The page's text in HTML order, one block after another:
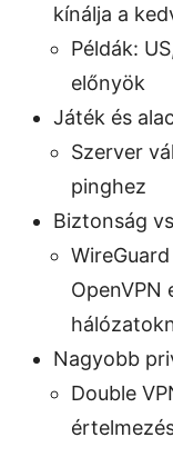
kínálja a
Példák:
előnyök
Játék és
Szerver
pinghez
Biztonság
OpenVPN
Nagyobb
Double